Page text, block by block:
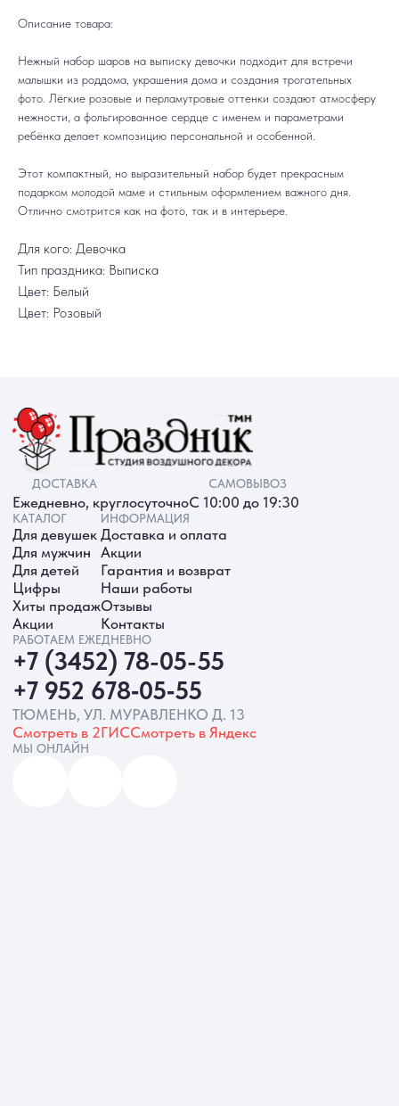
Описание товара:
Нежный набор шаров на выписку девочки подходит для встречи
малышки из роддома, украшения дома и создания трогательных
фото. Лёгкие розовые и перламутровые оттенки создают атмосферу
нежности, а фольгированное сердце с именем и параметрами
ребёнка делает композицию персональной и особенной.
Этот компактный, но выразительный набор будет прекрасным
подарком молодой маме и стильным оформлением важного дня.
Отлично смотрится как на фото, так и в интерьере.
Для кого: Девочка
Тип праздника: Выписка
Цвет: Белый
Цвет: Розовый
ИП Батырева Марина Александровна,
ИНН 720413822766, ОГРНИП
325723200064191
Политика обработки ПД
Согласие на обработку ПД
Политика Cookie
Согласие на рекламную рассылку
Разработка сайта
Ежедневно, круглосуточно С 10:00 до 19:30
КАТАЛОГ
Для девушек
Для мужчин
Хиты продаж
Акции
ИНФОРМАЦИЯ
Доставка и оплата
Акции
Отзывы
Контакты
РАБОТАЕМ ЕЖЕДНЕВНО
+7 (3452) 78-05-55
+7 952 678‑05‑55
ТЮМЕНЬ, УЛ. МУРАВЛЕНКО Д. 13
Смотреть в 2ГИССмотреть в Яндекс
МЫ ОНЛАЙН